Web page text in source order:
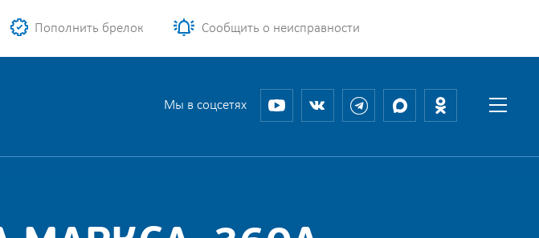
Пополнить брелок Сообщить о неисправности
Мы в соцсетях